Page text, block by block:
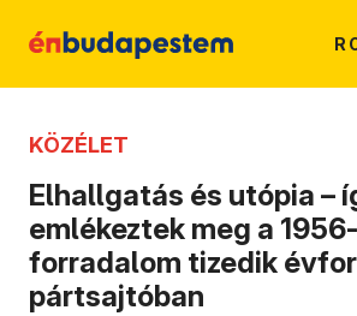
KÖZÉLET
Elhallgatás és utópia –
emlékeztek meg a
forradalom tizedik
pártsajtóban